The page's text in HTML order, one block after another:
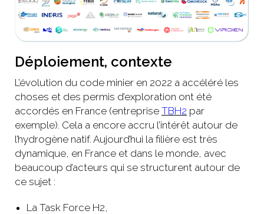
Déploiement, contexte
L’évolution du code minier en 2022 a accéléré les
choses et des permis d’exploration ont été
accordés en France (entreprise TBH2 par
exemple). Cela a encore accru l’intérêt autour de
l’hydrogène natif. Aujourd’hui la filière est très
dynamique, en France et dans le monde, avec
beaucoup d’acteurs qui se structurent autour de
ce sujet :
La Task Force H2,